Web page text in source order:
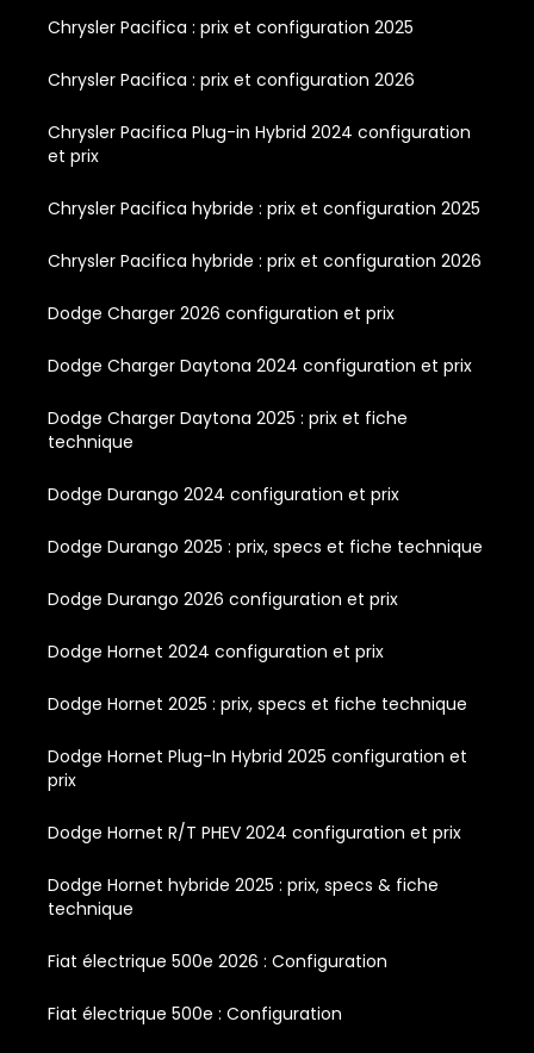
Chrysler Pacifica : prix et configuration 2025
Chrysler Pacifica : prix et configuration 2026
Chrysler Pacifica Plug-in Hybrid 2024 configuration
et prix
Chrysler Pacifica hybride : prix et configuration 2025
Chrysler Pacifica hybride : prix et configuration 2026
Dodge Charger 2026 configuration et prix
Dodge Charger Daytona 2024 configuration et prix
Dodge Charger Daytona 2025 : prix et fiche
technique
Dodge Durango 2024 configuration et prix
Dodge Durango 2025 : prix, specs et fiche technique
Dodge Durango 2026 configuration et prix
Dodge Hornet 2024 configuration et prix
Dodge Hornet 2025 : prix, specs et fiche technique
Dodge Hornet Plug-In Hybrid 2025 configuration et
prix
Dodge Hornet R/T PHEV 2024 configuration et prix
Dodge Hornet hybride 2025 : prix, specs & fiche
technique
Fiat électrique 500e 2026 : Configuration
Fiat électrique 500e : Configuration